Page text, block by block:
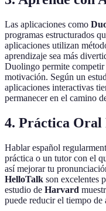
Las aplicaciones como
programas estructurados
aplicaciones utilizan
aprendizaje sea más
Duolingo permite competir
motivación. Según un
aplicaciones interactivas
permanecer en el camino
4. Práctica Oral
Hablar español
práctica o un tutor con el
así mejorar tu
HelloTalk son excelentes
estudio de Harvard
puede reducir el tiempo de